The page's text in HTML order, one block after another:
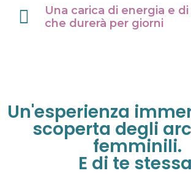
Una carica di energia e
che durerà per giorni
Un'esperienza
scoperta degli
femminili.
E di te